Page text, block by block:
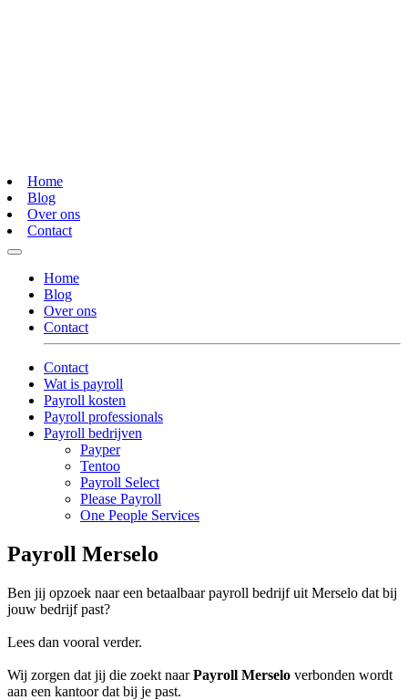
Home
Blog
Over ons
Contact
Home
Blog
Over ons
Contact
Contact
Wat is payroll
Payroll kosten
Payroll professionals
Payroll bedrijven
Payper
Tentoo
Payroll Select
Please Payroll
One People Services
Payroll Merselo
Ben jij opzoek naar een betaalbaar payroll bedrijf uit Merselo dat bij
jouw bedrijf past?
Lees dan vooral verder.
Wij zorgen dat jij die zoekt naarPayroll Merselo verbonden wordt
aan een kantoor dat bij je past.